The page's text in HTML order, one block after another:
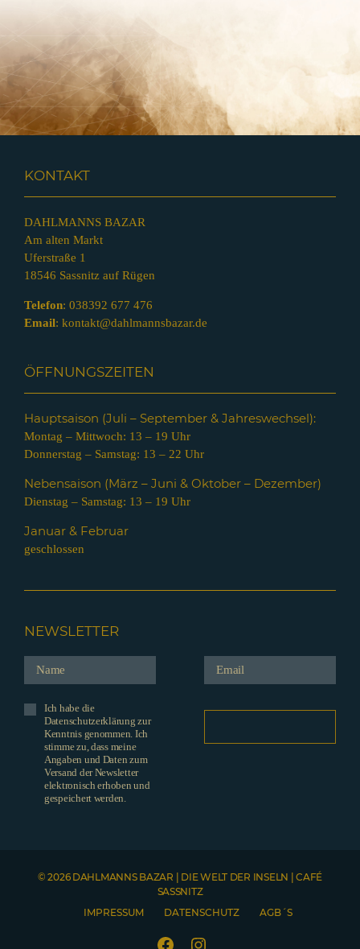
KONTAKT
DAHLMANNS BAZAR
Am alten Markt
Uferstraße 1
18546 Sassnitz auf Rügen
Telefon: 038392 677 476
Email: kontakt@dahlmannsbazar.de
ÖFFNUNGSZEITEN
Hauptsaison (Juli – September & Jahreswechsel):
Montag – Mittwoch: 13 – 19 Uhr
Donnerstag – Samstag: 13 – 22 Uhr
Nebensaison (März – Juni & Oktober – Dezember)
Dienstag – Samstag: 13 – 19 Uhr
Januar & Februar
geschlossen
NEWSLETTER
Ich habe die
Datenschutzerklärung zur
Kenntnis genommen. Ich
stimme zu, dass meine
Angaben und Daten zum
Versand der Newsletter
elektronisch erhoben und
gespeichert werden.
© 2026 DAHLMANNS BAZAR | DIE WELT DER INSELN | CAFÉ
SASSNITZ
IMPRESSUM
DATENSCHUTZ AGB´S